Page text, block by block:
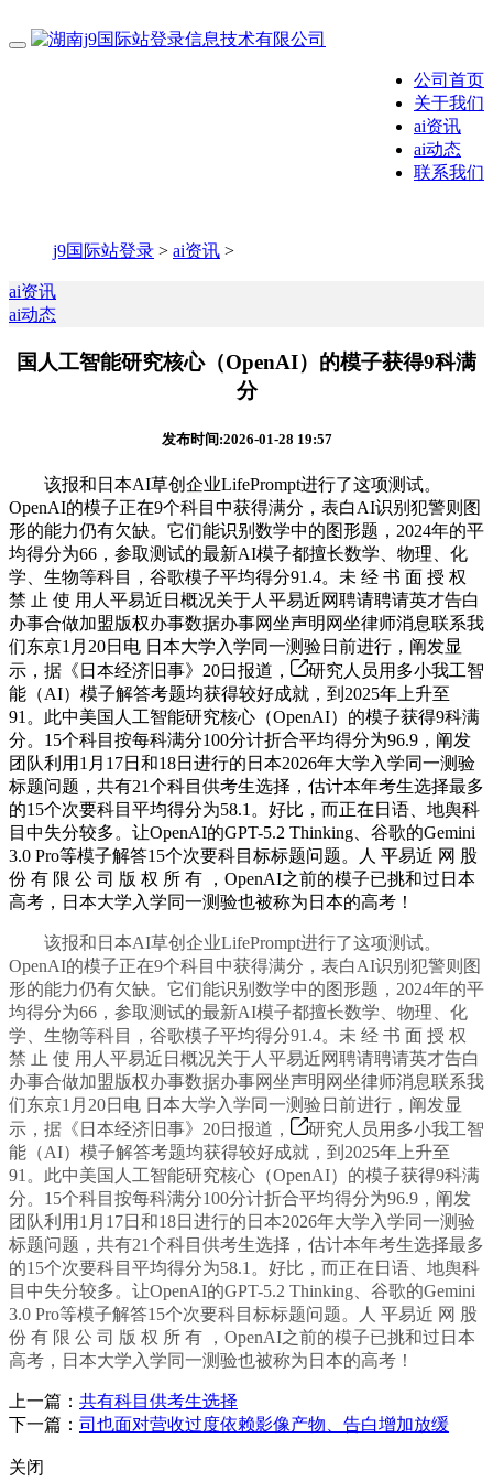
公司首页
关于我们
ai资讯
ai动态
联系我们
j9国际站登录 > ai资讯 >
ai资讯
ai动态
国人工智能研究核心（OpenAI）的模子获得9科满
分
发布时间:2026-01-28 19:57
该报和日本AI草创企业LifePrompt进行了这项测试。
OpenAI的模子正在9个科目中获得满分，表白AI识别犯警则图
形的能力仍有欠缺。它们能识别数学中的图形题，2024年的平
均得分为66，参取测试的最新AI模子都擅长数学、物理、化
学、生物等科目，谷歌模子平均得分91.4。未 经 书 面 授 权
禁 止 使 用人平易近日概况关于人平易近网聘请聘请英才告白
办事合做加盟版权办事数据办事网坐声明网坐律师消息联系我
们东京1月20日电 日本大学入学同一测验日前进行，阐发显
示，据《日本经济旧事》20日报道，
研究人员用多小我工智
能（AI）模子解答考题均获得较好成就，到2025年上升至
91。此中美国人工智能研究核心（OpenAI）的模子获得9科满
分。15个科目按每科满分100分计折合平均得分为96.9，阐发
团队利用1月17日和18日进行的日本2026年大学入学同一测验
标题问题，共有21个科目供考生选择，估计本年考生选择最多
的15个次要科目平均得分为58.1。好比，而正在日语、地舆科
目中失分较多。让OpenAI的GPT-5.2 Thinking、谷歌的Gemini
3.0 Pro等模子解答15个次要科目标标题问题。人 平易近 网 股
份 有 限 公 司 版 权 所 有 ，OpenAI之前的模子已挑和过日本
高考，日本大学入学同一测验也被称为日本的高考！
该报和日本AI草创企业LifePrompt进行了这项测试。
OpenAI的模子正在9个科目中获得满分，表白AI识别犯警则图
形的能力仍有欠缺。它们能识别数学中的图形题，2024年的平
均得分为66，参取测试的最新AI模子都擅长数学、物理、化
学、生物等科目，谷歌模子平均得分91.4。未 经 书 面 授 权
禁 止 使 用人平易近日概况关于人平易近网聘请聘请英才告白
办事合做加盟版权办事数据办事网坐声明网坐律师消息联系我
们东京1月20日电 日本大学入学同一测验日前进行，阐发显
示，据《日本经济旧事》20日报道，
研究人员用多小我工智
能（AI）模子解答考题均获得较好成就，到2025年上升至
91。此中美国人工智能研究核心（OpenAI）的模子获得9科满
分。15个科目按每科满分100分计折合平均得分为96.9，阐发
团队利用1月17日和18日进行的日本2026年大学入学同一测验
标题问题，共有21个科目供考生选择，估计本年考生选择最多
的15个次要科目平均得分为58.1。好比，而正在日语、地舆科
目中失分较多。让OpenAI的GPT-5.2 Thinking、谷歌的Gemini
3.0 Pro等模子解答15个次要科目标标题问题。人 平易近 网 股
份 有 限 公 司 版 权 所 有 ，OpenAI之前的模子已挑和过日本
高考，日本大学入学同一测验也被称为日本的高考！
上一篇： 共有科目供考生选择
下一篇： 司也面对营收过度依赖影像产物、告白增加放缓
关闭